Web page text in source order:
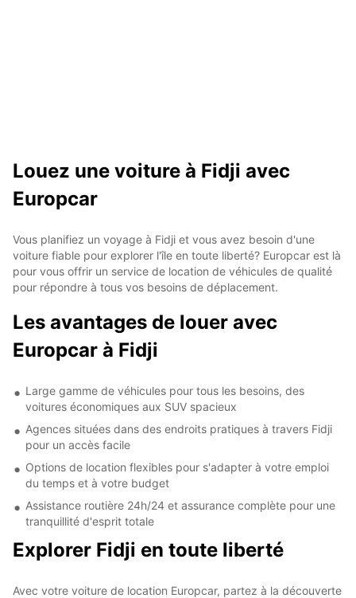
Louez une voiture à Fidji avec
Europcar
Vous planifiez un voyage à Fidji et vous avez besoin d'une
voiture fiable pour explorer l'île en toute liberté? Europcar est là
pour vous offrir un service de location de véhicules de qualité
pour répondre à tous vos besoins de déplacement.
Les avantages de louer avec
Europcar à Fidji
Large gamme de véhicules pour tous les besoins, des
voitures économiques aux SUV spacieux
Agences situées dans des endroits pratiques à travers Fidji
pour un accès facile
Options de location flexibles pour s'adapter à votre emploi
du temps et à votre budget
Assistance routière 24h/24 et assurance complète pour une
tranquillité d'esprit totale
Explorer Fidji en toute liberté
Avec votre voiture de location Europcar, partez à la découverte